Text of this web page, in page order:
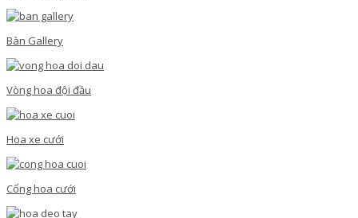
Bàn Gallery
Vòng hoa đội đầu
Hoa xe cưới
Cổng hoa cưới